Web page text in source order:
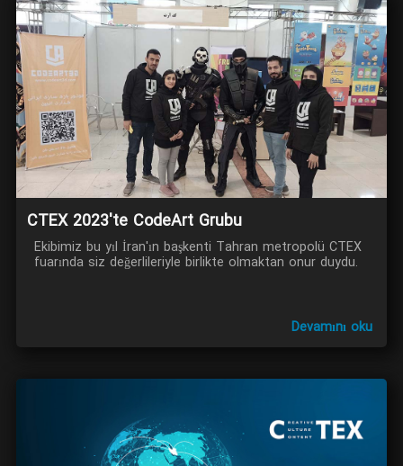
CTEX 2023'te CodeArt Grubu
Ekibimiz bu yıl İran'ın başkenti Tahran metropolü CTEX
fuarında siz değerlileriyle birlikte olmaktan onur duydu.
Devamını oku